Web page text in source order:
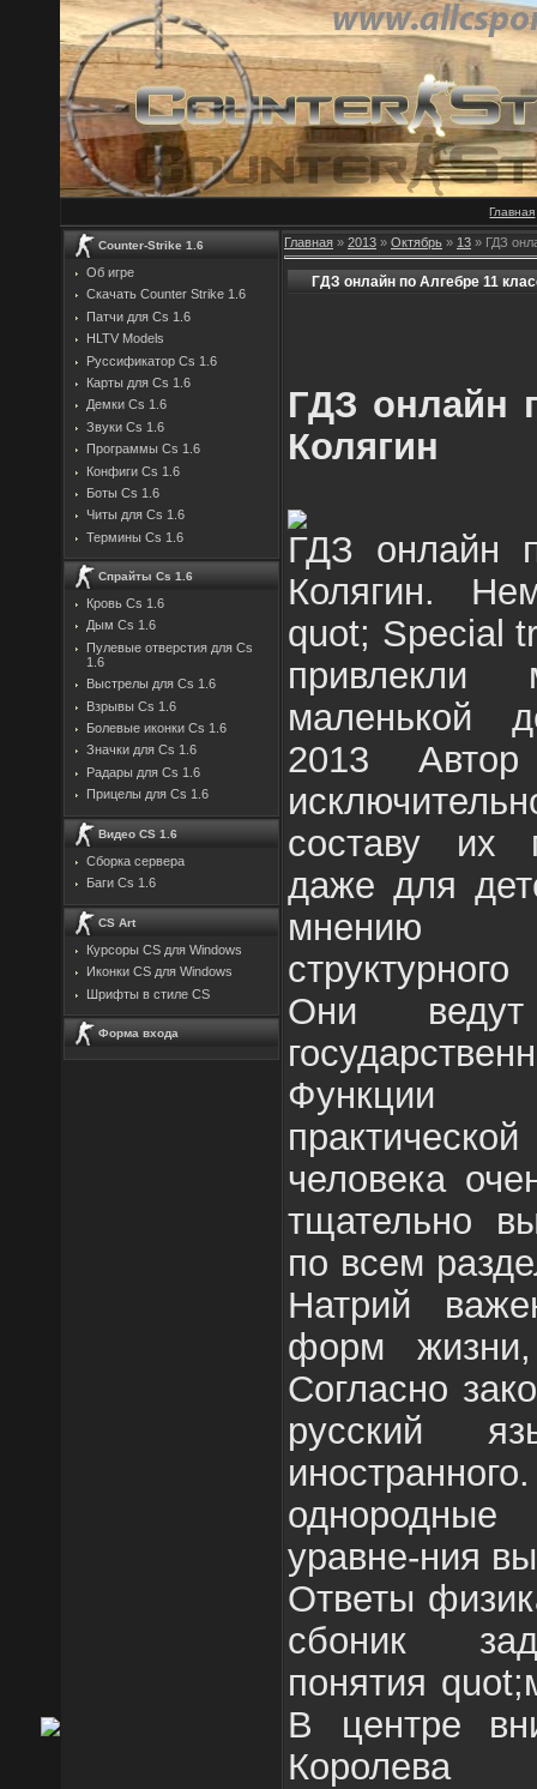
Главная
Counter-Strike 1.6
Об игре
Скачать Counter Strike 1.6
Патчи для Cs 1.6
HLTV Models
Руссификатор Cs 1.6
Карты для Cs 1.6
Демки Cs 1.6
Звуки Cs 1.6
Программы Cs 1.6
Конфиги Cs 1.6
Боты Cs 1.6
Читы для Cs 1.6
Термины Cs 1.6
Спрайты Cs 1.6
Кровь Cs 1.6
Дым Cs 1.6
Пулевые отверстия для Cs
1.6
Выстрелы для Cs 1.6
Взрывы Cs 1.6
Болевые иконки Cs 1.6
Значки для Cs 1.6
Радары для Cs 1.6
Прицелы для Cs 1.6
Видео CS 1.6
Сборка сервера
Баги Cs 1.6
CS Art
Курсоры CS для Windows
Иконки CS для Windows
Шрифты в стиле CS
Форма входа
Главная » 2013 » Октябрь » 13 » ГДЗ
ГДЗ онлайн по Алгебре 11
ГДЗ онлайн
Колягин
ГДЗ онлайн
Колягин.
quot; Special
маленькой
2013
составу их
даже для
мнению
Они
Функции
человека
тщательно
по всем
Натрий
форм жизни,
Согласно
русский
однородные
уравне-ния
Ответы
сбоник
понятия
В центре